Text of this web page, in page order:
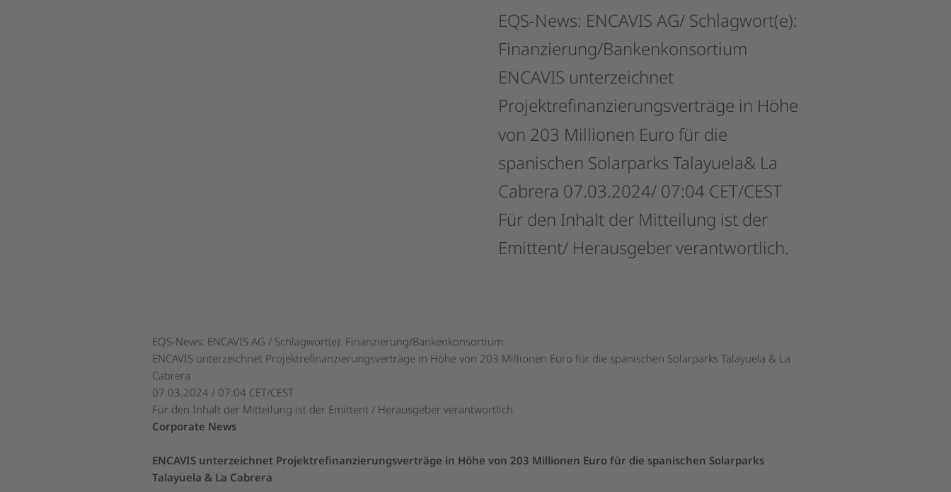
EQS-News: ENCAVIS AG/ Schlagwort(e):
Finanzierung/Bankenkonsortium
ENCAVIS unterzeichnet
Projektrefinanzierungsverträge in Höhe
von 203 Millionen Euro für die
spanischen Solarparks Talayuela& La
Cabrera 07.03.2024/ 07:04 CET/CEST
Für den Inhalt der Mitteilung ist der
Emittent/ Herausgeberverantwortlich.
EQS-News: ENCAVIS AG / Schlagwort(e): Finanzierung/Bankenkonsortium
ENCAVIS unterzeichnet Projektrefinanzierungsverträge in Höhe von 203 Millionen Euro für die spanischen Solarparks Talayuela & La
Cabrera
07.03.2024 / 07:04 CET/CEST
Für den Inhalt der Mitteilung ist der Emittent / Herausgeber verantwortlich.
Corporate News
ENCAVIS unterzeichnet Projektrefinanzierungsverträge in Höhe von 203 Millionen Euro für die spanischen Solarparks
Talayuela & La Cabrera